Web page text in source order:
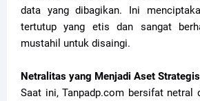
data yang dibagikan. Ini
tertutup yang etis dan sangat
mustahil untuk disaingi.
Netralitas yang Menjadi Aset
Saat ini, Tanpadp.com bersifat netral